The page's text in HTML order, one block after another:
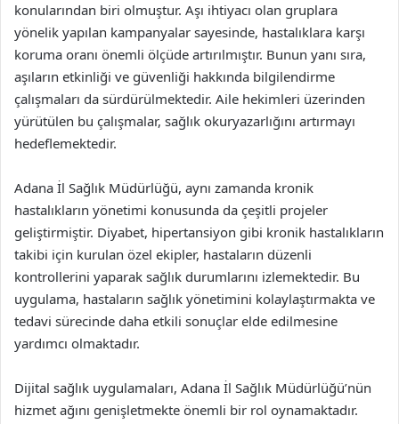
konularından biri olmuştur. Aşı ihtiyacı olan gruplara
yönelik yapılan kampanyalar sayesinde, hastalıklara karşı
koruma oranı önemli ölçüde artırılmıştır. Bunun yanı sıra,
aşıların etkinliği ve güvenliği hakkında bilgilendirme
çalışmaları da sürdürülmektedir. Aile hekimleri üzerinden
yürütülen bu çalışmalar, sağlık okuryazarlığını artırmayı
hedeflemektedir.
Adana İl Sağlık Müdürlüğü, aynı zamanda kronik
hastalıkların yönetimi konusunda da çeşitli projeler
geliştirmiştir. Diyabet, hipertansiyon gibi kronik hastalıkların
takibi için kurulan özel ekipler, hastaların düzenli
kontrollerini yaparak sağlık durumlarını izlemektedir. Bu
uygulama, hastaların sağlık yönetimini kolaylaştırmakta ve
tedavi sürecinde daha etkili sonuçlar elde edilmesine
yardımcı olmaktadır.
Dijital sağlık uygulamaları, Adana İl Sağlık Müdürlüğü’nün
hizmet ağını genişletmekte önemli bir rol oynamaktadır.